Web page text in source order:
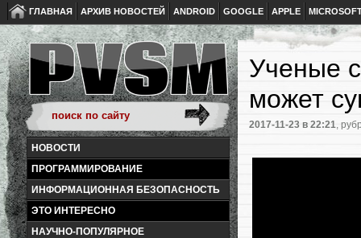
ГЛАВНАЯ АРХИВ НОВОСТЕЙ ANDROID GOOGLE APPLE
НОВОСТИ
ПРОГРАММИРОВАНИЕ
ИНФОРМАЦИОННАЯ БЕЗОПАСНОСТЬ
ЭТО ИНТЕРЕСНО
НАУЧНО-ПОПУЛЯРНОЕ
Ученые
может
2017-11-23 в 22:21,